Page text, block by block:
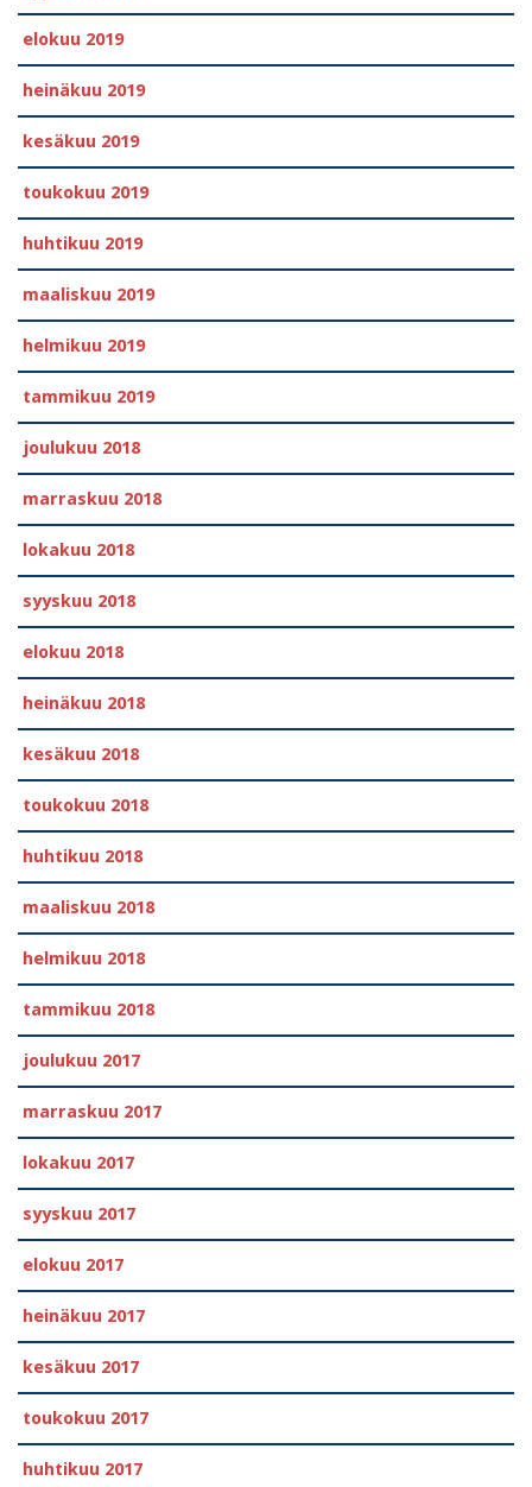
elokuu 2019
heinäkuu 2019
kesäkuu 2019
toukokuu 2019
huhtikuu 2019
maaliskuu 2019
helmikuu 2019
tammikuu 2019
joulukuu 2018
marraskuu 2018
lokakuu 2018
syyskuu 2018
elokuu 2018
heinäkuu 2018
kesäkuu 2018
toukokuu 2018
huhtikuu 2018
maaliskuu 2018
helmikuu 2018
tammikuu 2018
joulukuu 2017
marraskuu 2017
lokakuu 2017
syyskuu 2017
elokuu 2017
heinäkuu 2017
kesäkuu 2017
toukokuu 2017
huhtikuu 2017